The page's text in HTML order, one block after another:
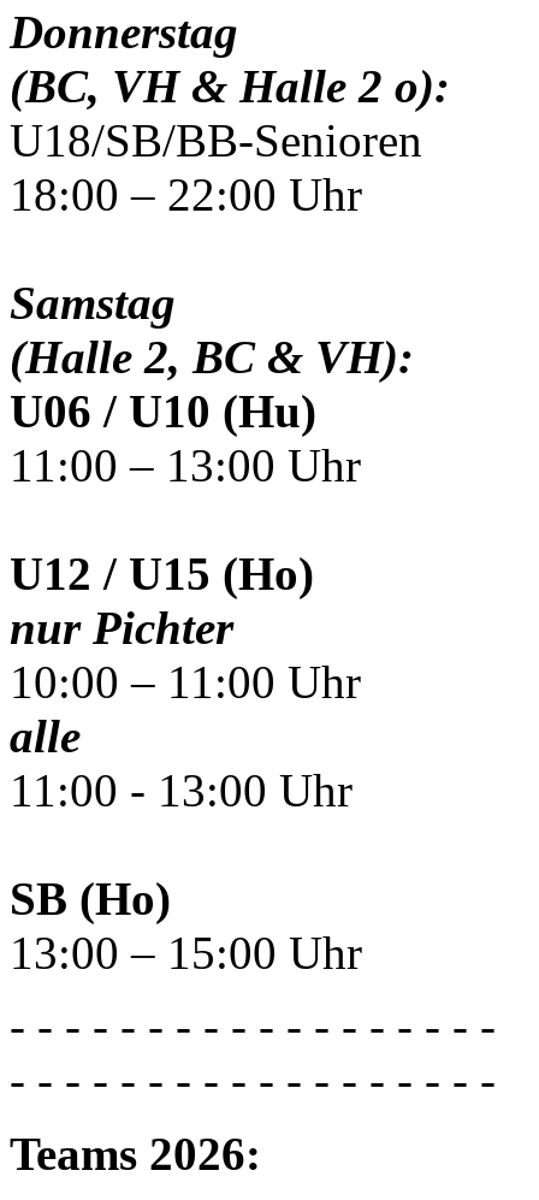
Donnerstag
(BC, VH & Halle 2 o):
U18/SB/BB-Senioren
18:00 – 22:00 Uhr
Samstag
(Halle 2, BC & VH):
U06 / U10 (Hu)
11:00 – 13:00 Uhr
U12 / U15 (Ho)
nur Pichter
10:00 – 11:00 Uhr
alle
11:00 - 13:00 Uhr
SB (Ho)
13:00 – 15:00 Uhr
- - - - - - - - - - - - - - - - - -
- - - - - - - - - - - - - - - - - -
Teams 2026: